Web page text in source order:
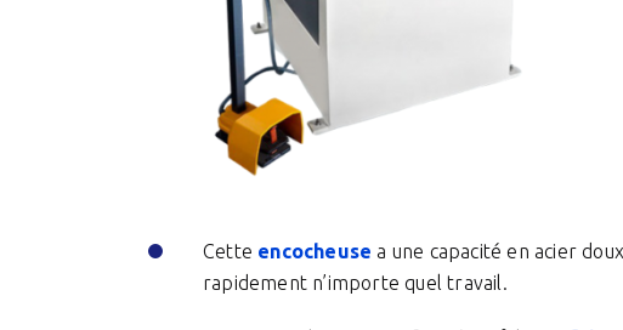
Cette encocheuse a une capacité en acier
rapidement n’importe quel travail.